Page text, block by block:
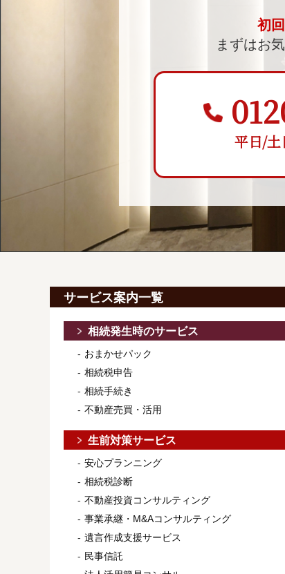
初
まずはお
平日/土
サービス案内一覧
相続発生時のサービス
おまかせパック
相続税申告
相続手続き
不動産売買・活用
生前対策サービス
安心プランニング
相続税診断
不動産投資コンサルティング
事業承継・M&Aコンサルティング
遺言作成支援サービス
民事信託